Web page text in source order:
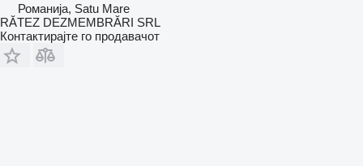
Романија, Satu Mare
RĂTEZ DEZMEMBRĂRI SRL
Контактирајте го продавачот